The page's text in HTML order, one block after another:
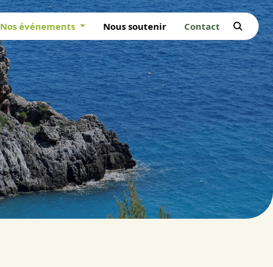
Nos événements Nous soutenir Contact